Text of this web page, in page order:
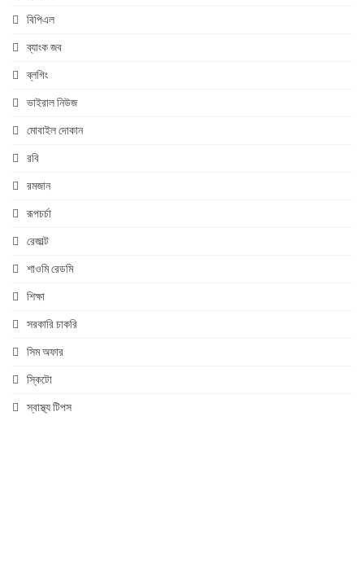
বিপিএল
ব্যাংক জব
ব্লগিং
ভাইরাল নিউজ
মোবাইল দোকান
রবি
রমজান
রূপচর্চা
রেজাল্ট
শাওমি রেডমি
শিক্ষা
সরকারি চাকরি
সিম অফার
স্কিটো
স্বাস্থ্য টিপস